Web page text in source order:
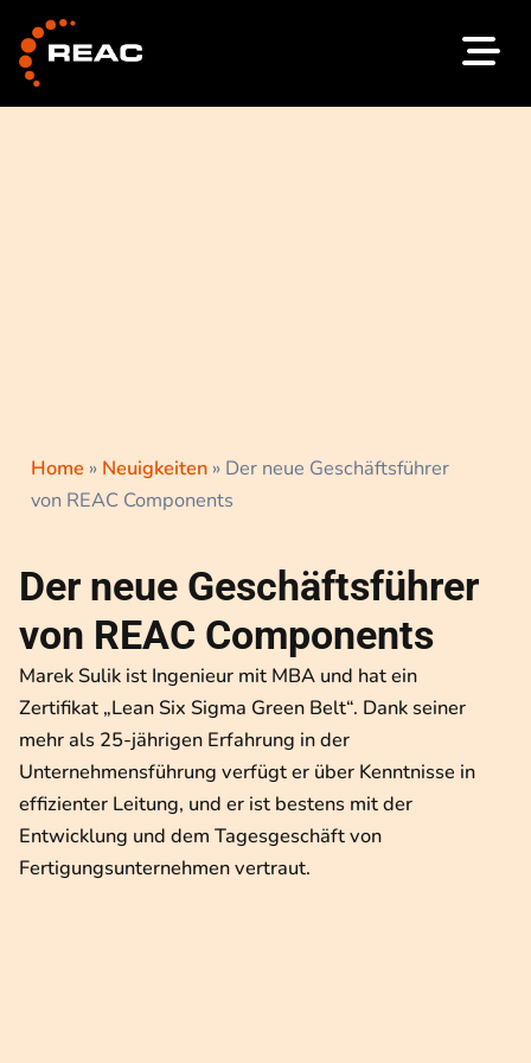
Inhalt
springen
Home » Neuigkeiten » Der neue Geschäftsführer
von REAC Components
Der neue Geschäftsführer
von REAC Components
Marek Sulik ist Ingenieur mit MBA und hat ein
Zertifikat „Lean Six Sigma Green Belt“. Dank seiner
mehr als 25-jährigen Erfahrung in der
Unternehmensführung verfügt er über Kenntnisse in
effizienter Leitung, und er ist bestens mit der
Entwicklung und dem Tagesgeschäft von
Fertigungsunternehmen vertraut.